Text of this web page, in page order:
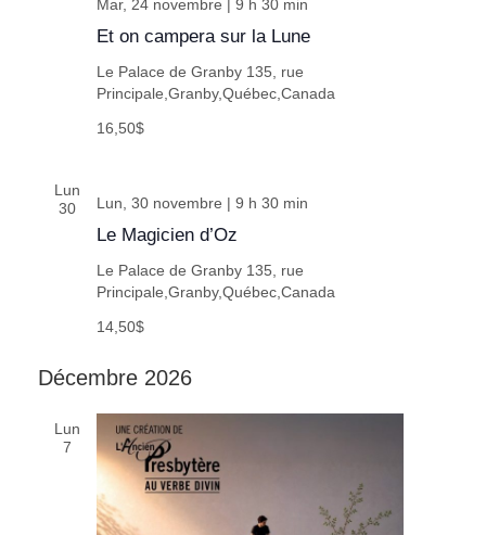
Et on campera sur la Lune
Mar, 24 novembre | 9 h 30 min
Le Palace de Granby 135, rue
Principale,Granby,Québec,Canada
16,50$
Lun
30
Le Magicien d’Oz
Lun, 30 novembre | 9 h 30 min
Le Palace de Granby 135, rue
Principale,Granby,Québec,Canada
14,50$
Décembre 2026
Lun
7